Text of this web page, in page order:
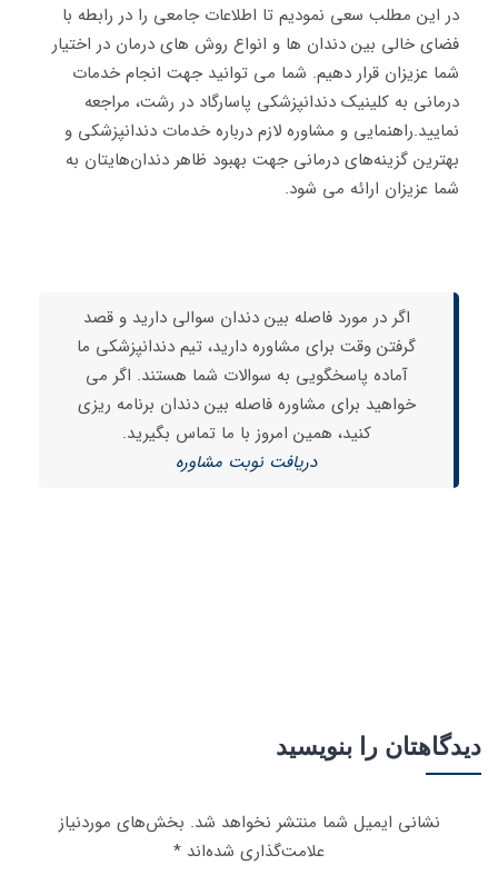
در این مطلب سعی نمودیم تا اطلاعات جامعی را در رابطه با
فضای خالی بین دندان ها و انواع روش های درمان در اختیار
شما عزیزان قرار دهیم. شما می توانید جهت انجام خدمات
درمانی به کلینیک دندانپزشکی پاسارگاد در رشت، مراجعه
نمایید.راهنمایی و مشاوره لازم درباره خدمات دندانپزشکی و
بهترین گزینه‌های درمانی جهت بهبود ظاهر دندان‌هایتان به
شما عزیزان ارائه می شود.
اگر در مورد فاصله بین دندان سوالی دارید و قصد
گرفتن وقت برای مشاوره دارید، تیم دندانپزشکی ما
آماده پاسخگویی به سوالات شما هستند. اگر می
خواهید برای مشاوره فاصله بین دندان برنامه ریزی
کنید، همین امروز با ما تماس بگیرید.
دریافت نوبت مشاوره
دیدگاهتان را بنویسید
نشانی ایمیل شما منتشر نخواهد شد. بخش‌های موردنیاز
علامت‌گذاری شده‌اند *